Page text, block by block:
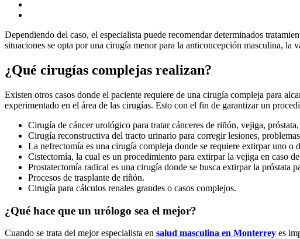
Dependiendo del caso, el especialista puede recomendar determinados
situaciones se opta por una cirugía menor para la anticoncepción masculina, la
¿Qué cirugías complejas realizan?
Existen otros casos donde el paciente requiere de una cirugía compleja para
experimentado en el área de las cirugías. Esto con el fin de garantizar un
Cirugía de cáncer urológico para tratar cánceres de riñón, vejiga,
Cirugía reconstructiva del tracto urinario para corregir lesiones,
La nefrectomía es una cirugía compleja donde se requiere extirpar uno o
Cistectomía, la cual es un procedimiento para extirpar la vejiga en caso
Prostatectomía radical es una cirugía donde se busca extirpar la próstata
Procesos de trasplante de riñón.
Cirugía para cálculos renales grandes o casos complejos.
¿Qué hace que un urólogo sea el mejor?
Cuando se trata del mejor especialista en salud masculina en Monterrey es